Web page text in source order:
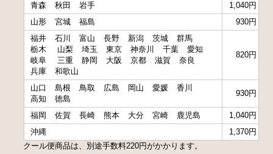
青森
秋田 岩手
1,040円
山形
宮城 福島
930円
福井
石川 富山 長野 新潟 茨城
群馬
栃木
山梨 埼玉 東京 神奈川 千葉
愛知
岐阜
三重 静岡 大阪 京都 滋賀
奈良
兵庫
和歌山
820円
山口 島根 鳥取 広島 岡山 愛媛
香川
高知
徳島
930円
福岡 佐賀 長崎 熊本 大分 宮崎 鹿児島
1,040円
沖縄
1,370円
クール便商品は、別途手数料220円がかかります。